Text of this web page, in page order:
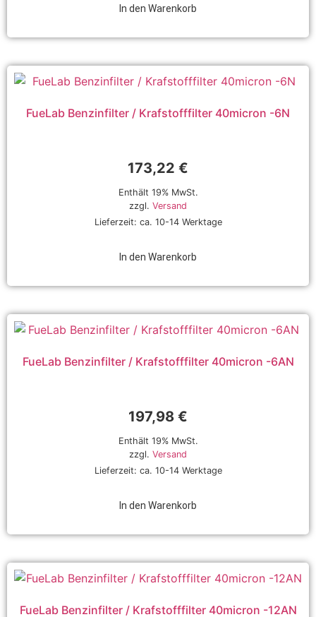
In den Warenkorb
FueLab Benzinfilter / Krafstofffilter 40micron -6N
173,22 €
Enthält 19% MwSt.
zzgl. Versand
Lieferzeit: ca. 10-14 Werktage
In den Warenkorb
FueLab Benzinfilter / Krafstofffilter 40micron -6AN
197,98 €
Enthält 19% MwSt.
zzgl. Versand
Lieferzeit: ca. 10-14 Werktage
In den Warenkorb
FueLab Benzinfilter / Krafstofffilter 40micron -12AN